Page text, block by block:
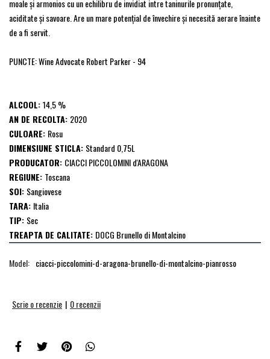
moale și armonios cu un echilibru de invidiat intre taninurile pronunțate,
aciditate și savoare. Are un mare potențial de învechire și necesită aerare înainte
de a fi servit.
PUNCTE: Wine Advocate Robert Parker - 94
ALCOOL:14,5 %
AN DE RECOLTA: 2020
CULOARE: Rosu
DIMENSIUNE STICLA: Standard 0,75L
PRODUCATOR: CIACCI PICCOLOMINI d'ARAGONA
REGIUNE: Toscana
SOI: Sangiovese
TARA: Italia
TIP: Sec
TREAPTA DE CALITATE: DOCG Brunello di Montalcino
Model: ciacci-piccolomini-d-aragona-brunello-di-montalcino-pianrosso
Scrie o recenzie | 0 recenzii